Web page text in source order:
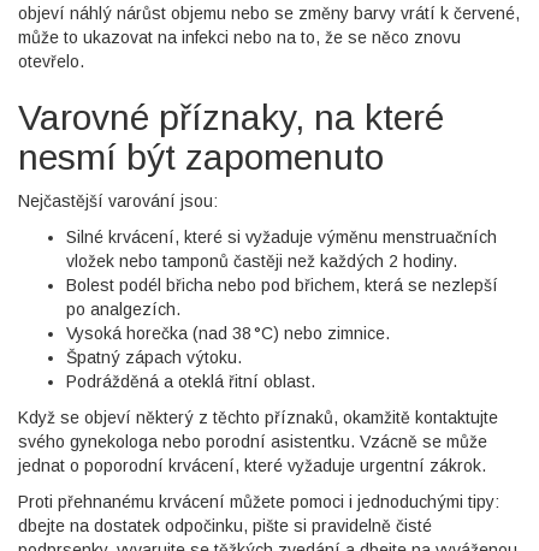
objeví náhlý nárůst objemu nebo se změny barvy vrátí k červené,
může to ukazovat na infekci nebo na to, že se něco znovu
otevřelo.
Varovné příznaky, na které
nesmí být zapomenuto
Nejčastější varování jsou:
Silné krvácení, které si vyžaduje výměnu menstruačních
vložek nebo tamponů častěji než každých 2 hodiny.
Bolest podél břicha nebo pod břichem, která se nezlepší
po analgezích.
Vysoká horečka (nad 38 °C) nebo zimnice.
Špatný zápach výtoku.
Podrážděná a oteklá řitní oblast.
Když se objeví některý z těchto příznaků, okamžitě kontaktujte
svého gynekologa nebo porodní asistentku. Vzácně se může
jednat o poporodní krvácení, které vyžaduje urgentní zákrok.
Proti přehnanému krvácení můžete pomoci i jednoduchými tipy:
dbejte na dostatek odpočinku, pište si pravidelně čisté